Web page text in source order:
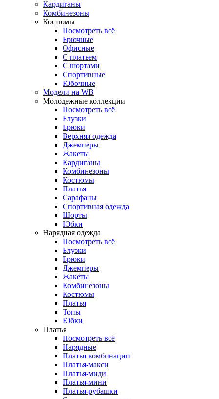
Кардиганы
Комбинезоны
Костюмы
Посмотреть всё
Брючные
Офисные
С платьем
С шортами
Спортивные
Юбочные
Модели на WB
Молодежные коллекции
Посмотреть всё
Блузки
Брюки
Верхняя одежда
Джемперы
Жакеты
Кардиганы
Комбинезоны
Костюмы
Платья
Сарафаны
Спортивная одежда
Шорты
Юбки
Нарядная одежда
Посмотреть всё
Блузки
Брюки
Джемперы
Жакеты
Комбинезоны
Костюмы
Платья
Топы
Юбки
Платья
Посмотреть всё
Нарядные
Платья-комбинации
Платья-макси
Платья-миди
Платья-мини
Платья-рубашки